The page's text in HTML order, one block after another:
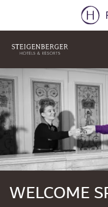
Dia: 1 of 1
WELCOME